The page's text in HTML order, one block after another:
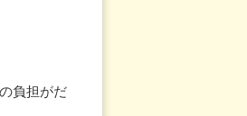
負担がだ